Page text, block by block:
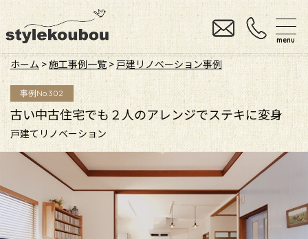
menu
ホーム >施工事例一覧> 戸建リノベーション事例
事例No.302
古い中古住宅でも２人のアレンジでステキに変身
戸建てリノベーション